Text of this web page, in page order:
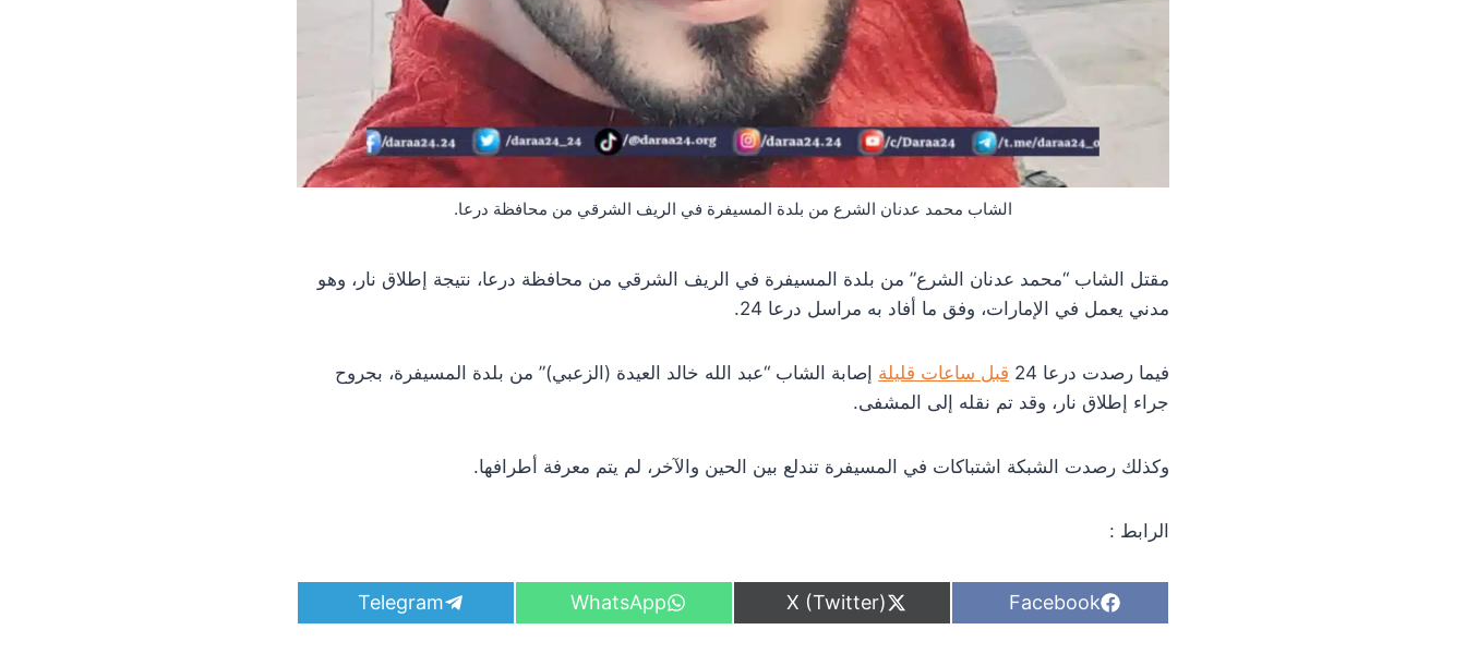
الشاب محمد عدنان الشرع من بلدة المسيفرة في الريف الشرقي من محافظة درعا.
مقتل الشاب “محمد عدنان الشرع” من بلدة المسيفرة في الريف الشرقي من محافظة درعا، نتيجة إطلاق نار، وهو
مدني يعمل في الإمارات، وفق ما أفاد به مراسل درعا 24.
فيما رصدت درعا 24 قبل ساعات قليلة إصابة الشاب “عبد الله خالد العيدة (الزعبي)” من بلدة المسيفرة، بجروح
جراء إطلاق نار، وقد تم نقله إلى المشفى.
وكذلك رصدت الشبكة اشتباكات في المسيفرة تندلع بين الحين والآخر، لم يتم معرفة أطرافها.
الرابط :
S
h
Facebook
S
h
X (Twitter)
S
h
WhatsApp
S
h
Telegram